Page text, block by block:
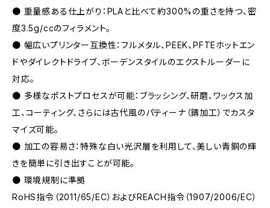
● 重量感ある仕上がり：PLAと比べて約300%の重さを持つ、密
度3.5g/ccのフィラメント。
● 幅広いプリンター互換性：フルメタル、PEEK、PFTEホットエン
ドやダイレクトドライブ、ボーデンスタイルのエクストルーダーに
対応。
● 多様なポストプロセスが可能：ブラッシング、研磨、ワックス加
工、コーティング、さらには古代風のパティーナ（錆加工）でカスタ
マイズ可能。
● 加工の容易さ：特殊な白い光沢層を利用して、美しい青銅の輝
きを簡単に引き出すことが可能。
● 環境規制に準拠
RoHS指令（2011/65/EC）およびREACH指令（1907/2006/EC）